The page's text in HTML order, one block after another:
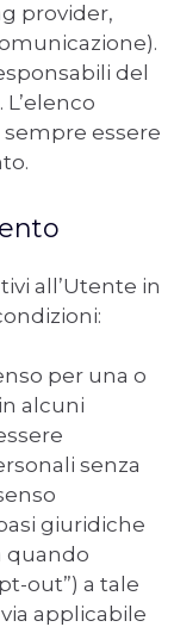
provider,
del
essere
all’Utente in
per una o
alcuni
senza
giuridiche
quando
out”) a tale
applicabile